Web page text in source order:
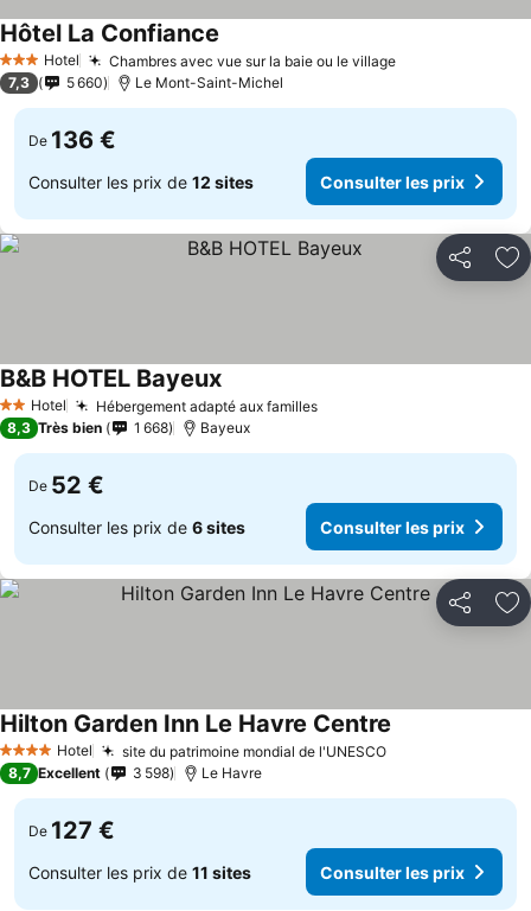
3 ÉtoilesHotel Chambres avec vue sur la baie ou le village
Hôtel La Confiance
7,3 5 660 Le Mont-Saint-Michel
De 136 €
Consulter les prix de 12 sites Consulter les prix
Partager
2 Étoiles
Hotel Hébergement adapté aux familles
B&B HOTEL Bayeux
8,3 Très bien 1 668 Bayeux
De 52 €
Consulter les prix de 6 sites Consulter les prix
Partager
4 Étoiles Hotel site du patrimoine mondial de l'UNESCO
Hilton Garden Inn Le Havre Centre
8,7 Excellent 3 598 Le Havre
De 127 €
Consulter les prix de 11 sites Consulter les prix